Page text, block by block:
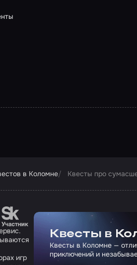
в Коломне Квесты про
Перейти на сайт партнера Сколково
игр
Квесты в
Квесты в Коломне —
приключений и